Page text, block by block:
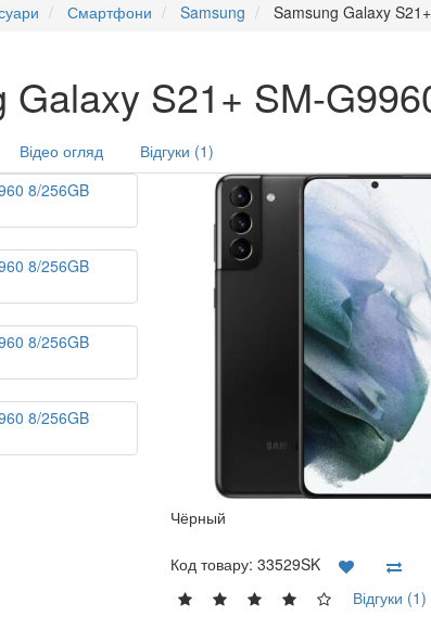
Смартфони Samsung Samsung Galaxy
S21+ SM-
Відео огляд Відгуки (1)
Чёрный
Код товару: 33529SK
Відгуки (1)